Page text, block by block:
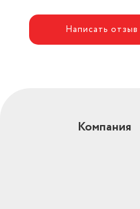
Написать отзыв
Компания